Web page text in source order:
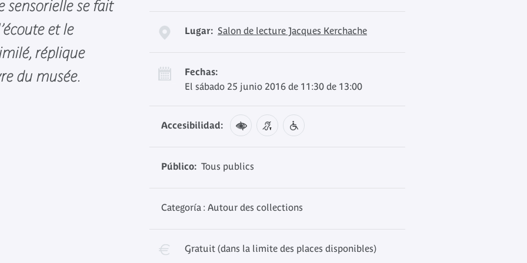
sensorielle se fait
et le
réplique
du musée.
Lugar: Salon de lecture Jacques Kerchache
Fechas:
El sábado 25 junio 2016 de 11:30 de 13:00
Accesibilidad:
Público: Tous publics
Categoría : Autour des collections
Gratuit (dans la limite des places disponibles)